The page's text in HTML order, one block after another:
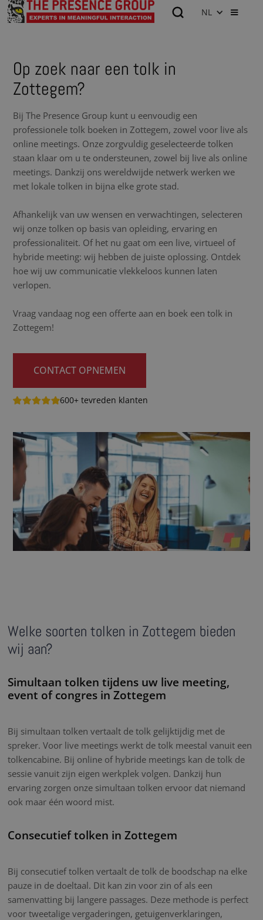
NL
Op zoek naar een tolk in
Zottegem?
Bij The Presence Group kunt u eenvoudig een
professionele tolk boeken in Zottegem, zowel voor live als
online meetings. Onze zorgvuldig geselecteerde tolken
staan klaar om u te ondersteunen, zowel bij live als online
meetings. Dankzij ons wereldwijde netwerk werken we
met lokale tolken in bijna elke grote stad.
Afhankelijk van uw wensen en verwachtingen, selecteren
wij onze tolken op basis van opleiding, ervaring en
professionaliteit. Of het nu gaat om een live, virtueel of
hybride meeting: wij hebben de juiste oplossing. Ontdek
hoe wij uw communicatie vlekkeloos kunnen laten
verlopen.
Vraag vandaag nog een offerte aan en boek een tolk in
Zottegem!
CONTACT OPNEMEN
600+ tevreden klanten
Welke soorten tolken in Zottegem bieden
wij aan?
Simultaan tolken tijdens uw live meeting,
event of congres in Zottegem
Bij simultaan tolken vertaalt de tolk gelijktijdig met de
spreker. Voor live meetings werkt de tolk meestal vanuit een
tolkencabine. Bij online of hybride meetings kan de tolk de
sessie vanuit zijn eigen werkplek volgen. Dankzij hun
ervaring zorgen onze simultaan tolken ervoor dat niemand
ook maar één woord mist.
Consecutief tolken in Zottegem
Bij consecutief tolken vertaalt de tolk de boodschap na elke
pauze in de doeltaal. Dit kan zin voor zin of als een
samenvatting bij langere passages. Deze methode is perfect
voor tweetalige vergaderingen, getuigenverklaringen,